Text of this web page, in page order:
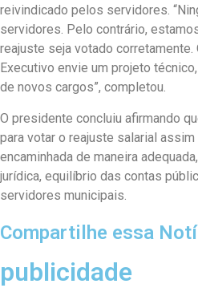
reivindicado pelos servidores.
servidores. Pelo contrário,
reajuste seja votado
Executivo envie um projeto
de novos cargos”, completou.
O presidente concluiu afirmando
para votar o reajuste salarial
encaminhada de maneira
jurídica, equilíbrio das contas
servidores municipais.
Compartilhe essa
publicidade